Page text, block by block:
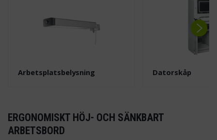
Arbetsplatsbelysning Datorskåp
ERGONOMISKT HÖJ- OCH SÄNKBART
ARBETSBORD